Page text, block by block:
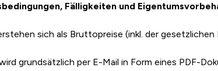
Fälligkeiten und
sich als Bruttopreise (inkl. der
grundsätzlich per E-Mail in Form eines PDF-